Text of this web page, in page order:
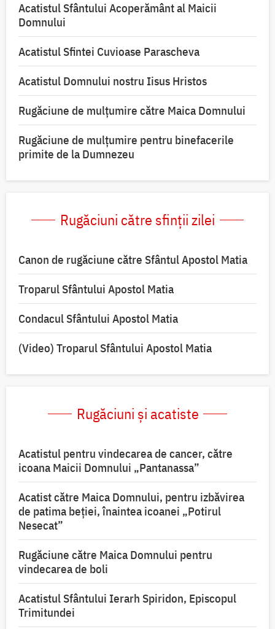
Acatistul Sfântului Acoperământ al Maicii
Domnului
Acatistul Sfintei Cuvioase Parascheva
Acatistul Domnului nostru Iisus Hristos
Rugăciune de mulţumire către Maica Domnului
Rugăciune de mulțumire pentru binefacerile
primite de la Dumnezeu
Rugăciuni către sfinții zilei
Canon de rugăciune către Sfântul Apostol Matia
Troparul Sfântului Apostol Matia
Condacul Sfântului Apostol Matia
(Video) Troparul Sfântului Apostol Matia
Rugăciuni și acatiste
Acatistul pentru vindecarea de cancer, către
icoana Maicii Domnului „Pantanassa”
Acatist către Maica Domnului, pentru izbăvirea
de patima beției, înaintea icoanei „Potirul
Nesecat”
Rugăciune către Maica Domnului pentru
vindecarea de boli
Acatistul Sfântului Ierarh Spiridon, Episcopul
Trimitundei